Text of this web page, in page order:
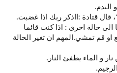
الى حالة اخرى : اذا كنت قائما
قم تمشي.المهم ان تغير الحالة